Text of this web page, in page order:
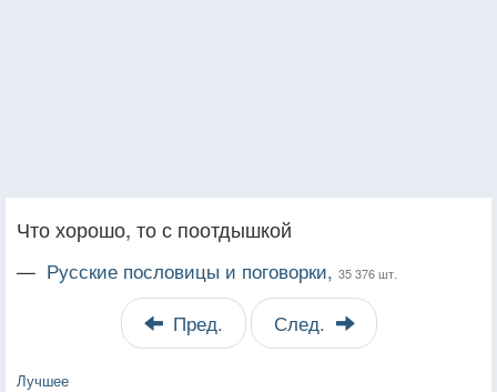
Что хорошо, то с поотдышкой
— Русские пословицы и поговорки, 35 376 шт.
Пред. След.
Лучшее